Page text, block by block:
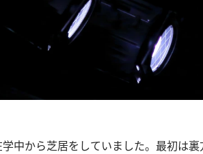
学中から芝居をしていました。最初は